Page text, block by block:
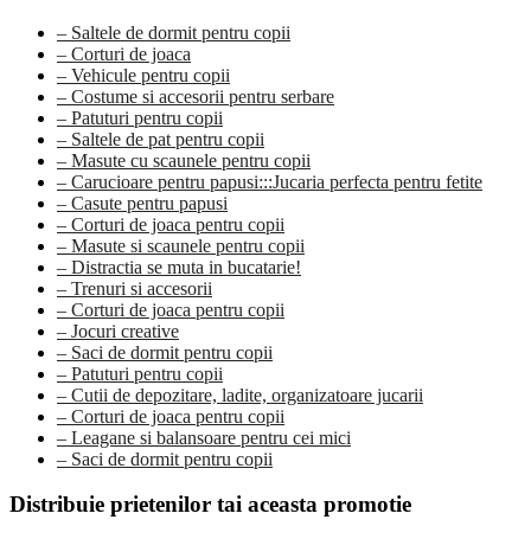
– Saltele de dormit pentru copii
– Corturi de joaca
– Vehicule pentru copii
– Costume si accesorii pentru serbare
– Patuturi pentru copii
– Saltele de pat pentru copii
– Masute cu scaunele pentru copii
– Carucioare pentru papusi:::Jucaria perfecta pentru fetite
– Casute pentru papusi
– Corturi de joaca pentru copii
– Masute si scaunele pentru copii
– Distractia se muta in bucatarie!
– Trenuri si accesorii
– Corturi de joaca pentru copii
– Jocuri creative
– Saci de dormit pentru copii
– Patuturi pentru copii
– Cutii de depozitare, ladite, organizatoare jucarii
– Corturi de joaca pentru copii
– Leagane si balansoare pentru cei mici
– Saci de dormit pentru copii
Distribuie prietenilor tai aceasta promotie